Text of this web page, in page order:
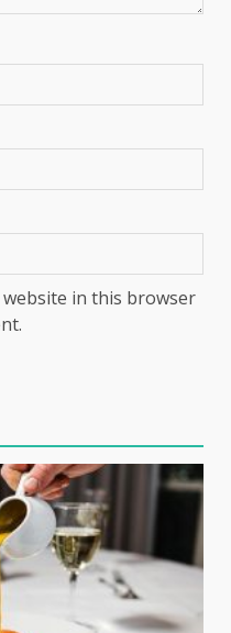
website in this browser